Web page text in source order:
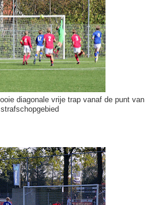
diagonale vrije trap vanaf de punt van